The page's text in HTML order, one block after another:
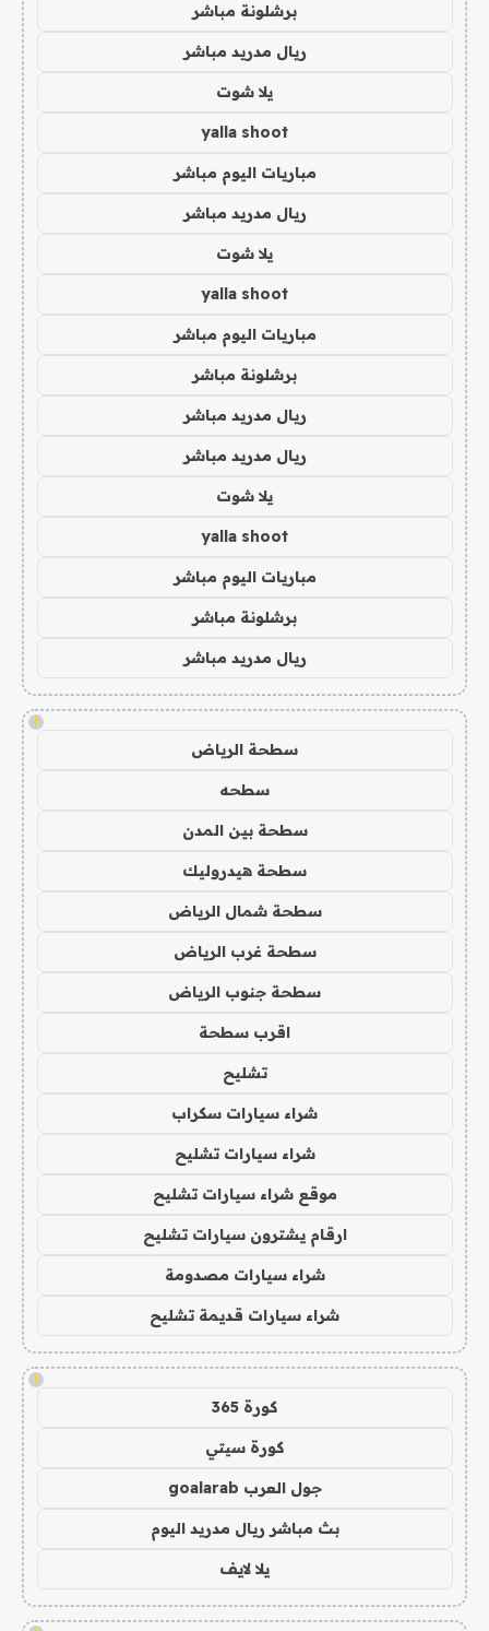
برشلونة مباشر
ريال مدريد مباشر
يلا شوت
yalla shoot
مباريات اليوم مباشر
ريال مدريد مباشر
يلا شوت
yalla shoot
مباريات اليوم مباشر
برشلونة مباشر
ريال مدريد مباشر
ريال مدريد مباشر
يلا شوت
yalla shoot
مباريات اليوم مباشر
برشلونة مباشر
ريال مدريد مباشر
!
سطحة الرياض
سطحه
سطحة بين المدن
سطحة هيدروليك
سطحة شمال الرياض
سطحة غرب الرياض
سطحة جنوب الرياض
اقرب سطحة
تشليح
شراء سيارات سكراب
شراء سيارات تشليح
موقع شراء سيارات تشليح
ارقام يشترون سيارات تشليح
شراء سيارات مصدومة
شراء سيارات قديمة تشليح
!
كورة 365
كورة سيتي
جول العرب goalarab
بث مباشر ريال مدريد اليوم
يلا لايف